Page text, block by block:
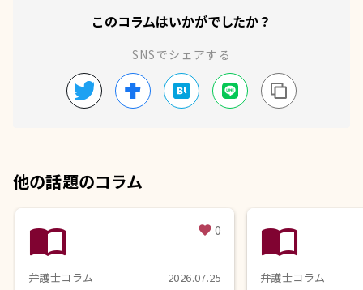
このコラムはいかがでしたか？
SNSでシェアする
他の話題のコラム
import_contacts favorite 0
弁護士コラム 2026.07.25
import_contacts
弁護士コラム